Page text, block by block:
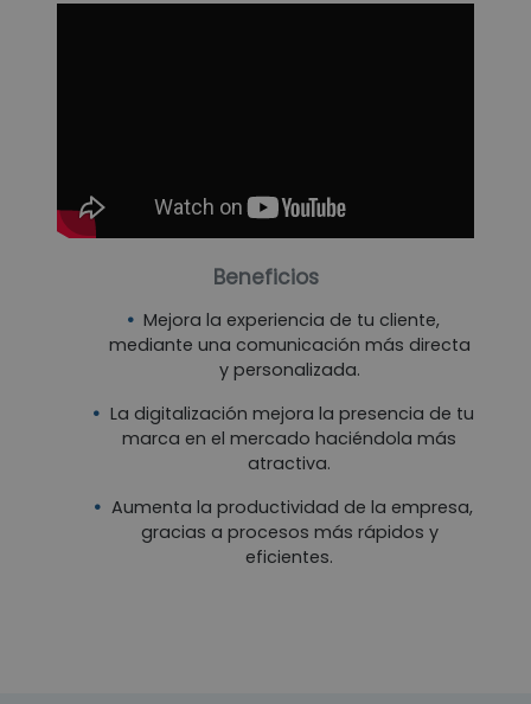
Beneficios
Mejora la experiencia de tu cliente,
mediante una comunicación más directa
y personalizada.
La digitalización mejora la presencia de tu
marca en el mercado haciéndola más
atractiva.
Aumenta la productividad de la empresa,
gracias a procesos más rápidos y
eficientes.